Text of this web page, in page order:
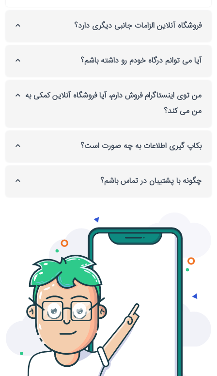
فروشگاه آنلاین الزامات جانبی دیگری دارد؟
آیا می توانم درگاه خودم رو داشته باشم؟
من توی اینستاگرام فروش دارم، آیا فروشگاه آنلاین کمکی به
من می کند؟
بکاپ گیری اطلاعات به چه صورت است؟
چگونه با پشتیبان در تماس باشم؟